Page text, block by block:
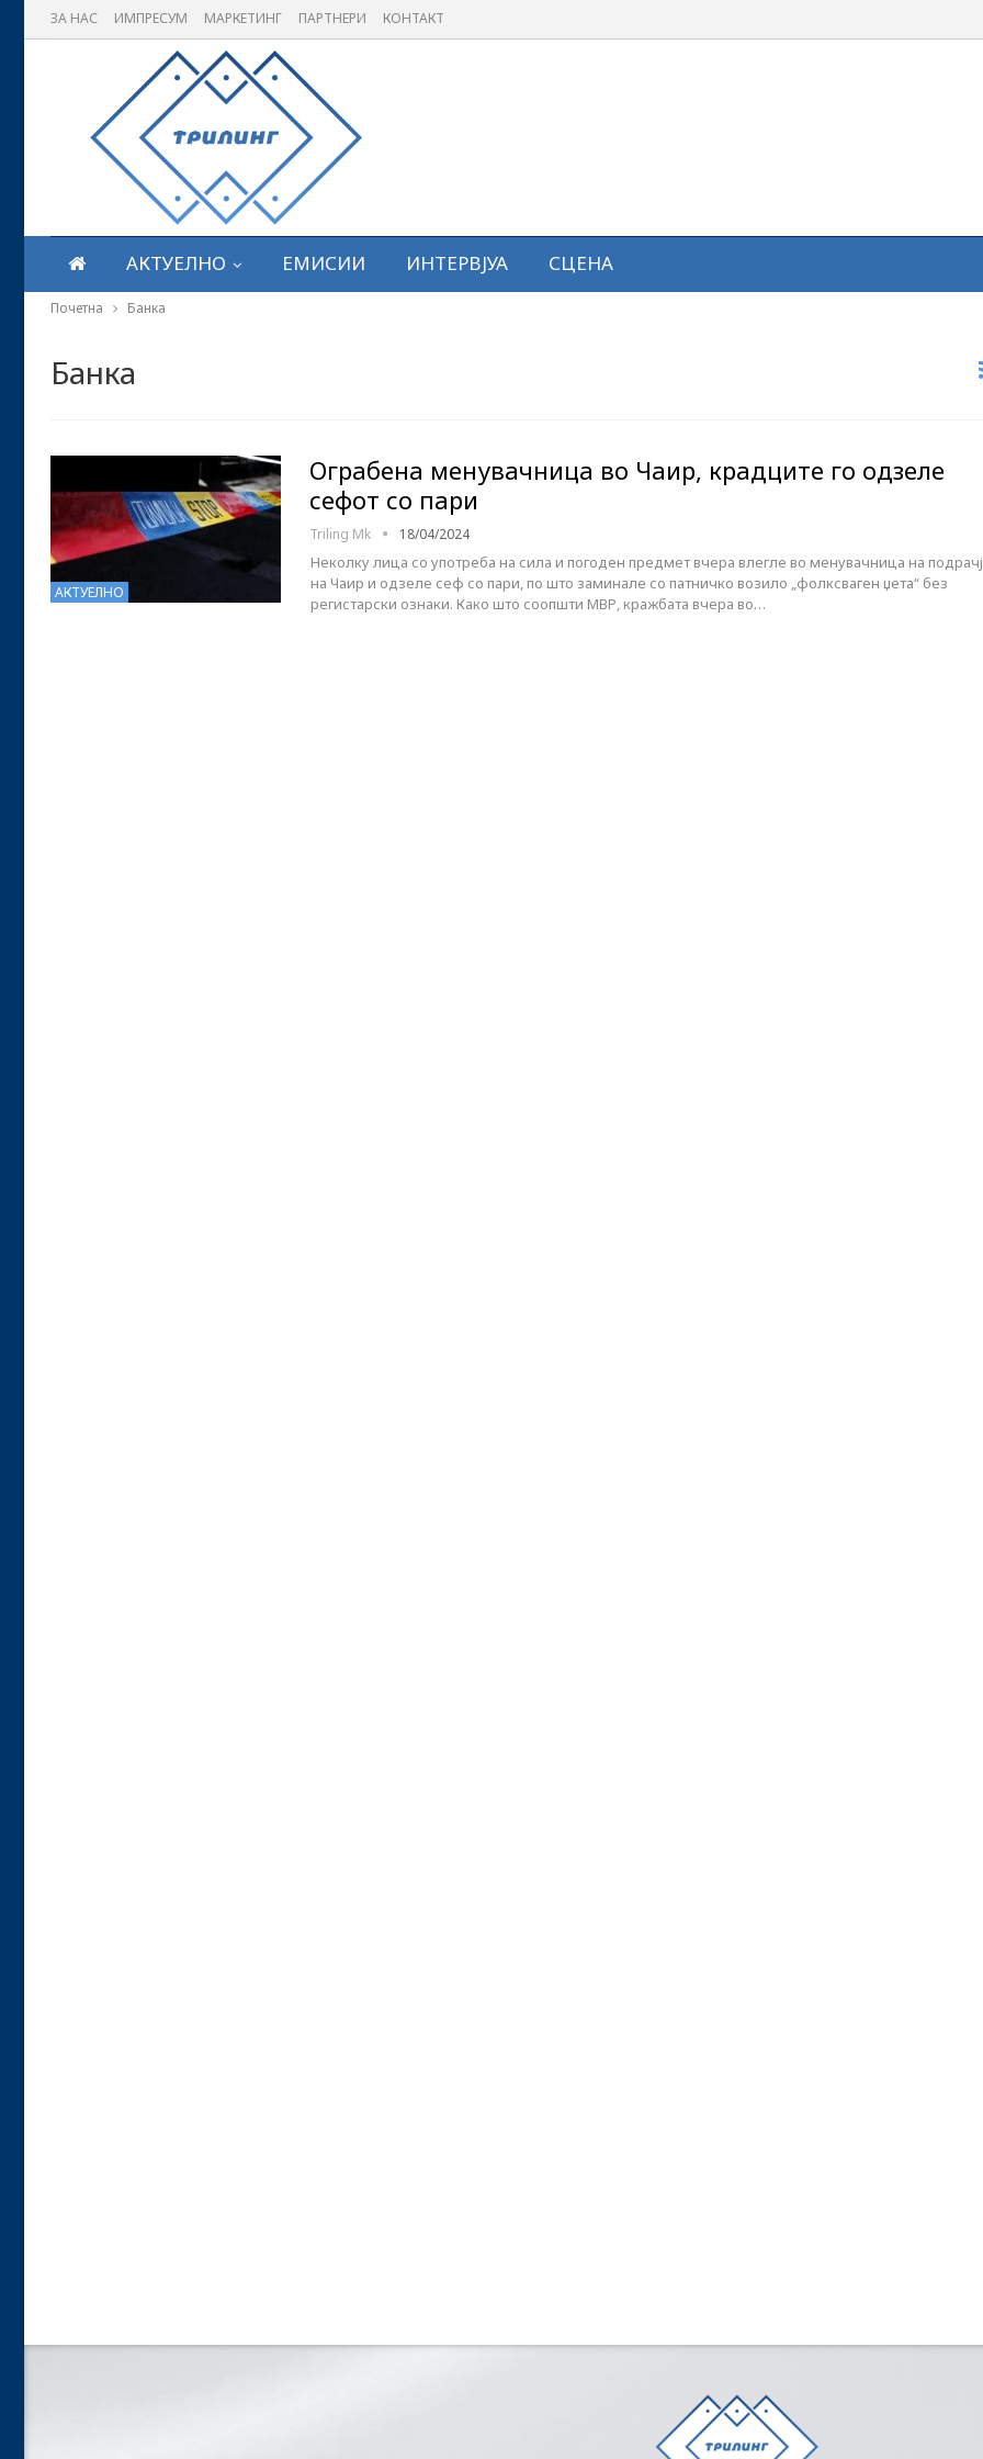
ЗА НАС ИМПРЕСУМ МАРКЕТИНГ ПАРТНЕРИ КОНТАКТ
АКТУЕЛНО ЕМИСИИ ИНТЕРВЈУА СЦЕНА
Почетна Банка
Банка
АКТУЕЛНО
Ограбена менувачница во Чаир, крадците го одзеле
сефот со пари
Triling Mk 18/04/2024
Неколку лица со употреба на сила и погоден предмет вчера влегле во менувачница на
на Чаир и одзеле сеф со пари, по што заминале со патничко возило „фолксваген џета“ без
регистарски ознаки. Како што соопшти МВР, кражбата вчера во…